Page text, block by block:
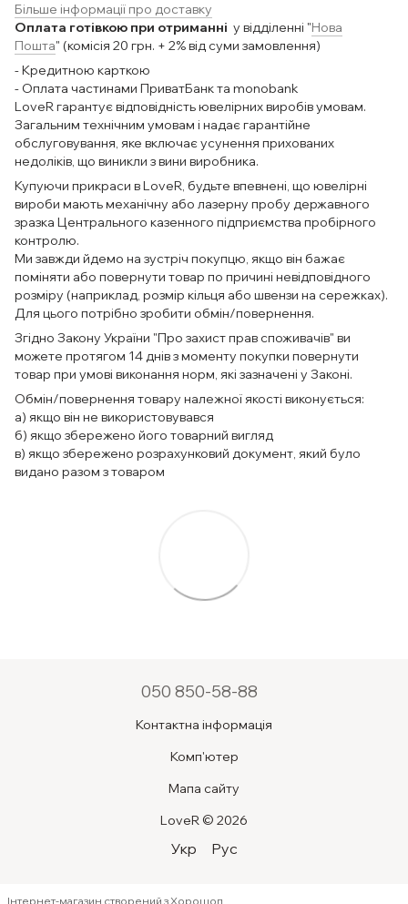
Більше інформації про доставку
Оплата готівкою при отриманні у відділенні "Нова
Пошта" (комісія 20 грн. + 2% від суми замовлення)
- Кредитною карткою
- Оплата частинами ПриватБанк та monobank
LoveR гарантує відповідність ювелірних виробів умовам.
Загальним технічним умовам і надає гарантійне
обслуговування, яке включає усунення прихованих
недоліків, що виникли з вини виробника.
Купуючи прикраси в LoveR, будьте впевнені, що ювелірні
вироби мають механічну або лазерну пробу державного
зразка Центрального казенного підприємства пробірного
контролю.
Ми завжди йдемо на зустріч покупцю, якщо він бажає
поміняти або повернути товар по причині невідповідного
розміру (наприклад, розмір кільця або швензи на сережках).
Для цього потрібно зробити обмін/повернення.
Згідно Закону України "Про захист прав споживачів" ви
можете протягом 14 днів з моменту покупки повернути
товар при умові виконання норм, які зазначені у Законі.
Обмін/повернення товару належної якості виконується:
а) якщо він не використовувався
б) якщо збережено його товарний вигляд
в) якщо збережено розрахунковий документ, який було
видано разом з товаром
050 850-58-88
Контактна інформація
Комп'ютер
Мапа сайту
LoveR © 2026
Укр Рус
Інтернет-магазин створений з Хорошоп